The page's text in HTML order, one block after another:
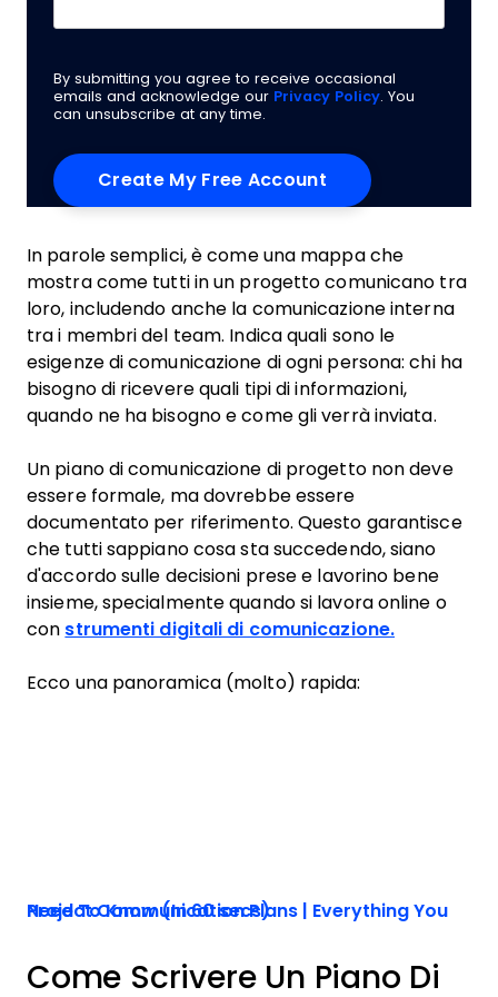
By submitting you agree to receive occasional
emails and acknowledge our Privacy Policy. You
can unsubscribe at any time.
In parole semplici, è come una mappa che
mostra come tutti in un progetto comunicano tra
loro, includendo anche la comunicazione interna
tra i membri del team. Indica quali sono le
esigenze di comunicazione di ogni persona: chi ha
bisogno di ricevere quali tipi di informazioni,
quando ne ha bisogno e come gli verrà inviata.
Un piano di comunicazione di progetto non deve
essere formale, ma dovrebbe essere
documentato per riferimento. Questo garantisce
che tutti sappiano cosa sta succedendo, siano
d'accordo sulle decisioni prese e lavorino bene
insieme, specialmente quando si lavora online o
con strumenti digitali di comunicazione.
Ecco una panoramica (molto) rapida:
Project Communication Plans | Everything You Need To Know (In 60 secs)
Come Scrivere Un Piano Di